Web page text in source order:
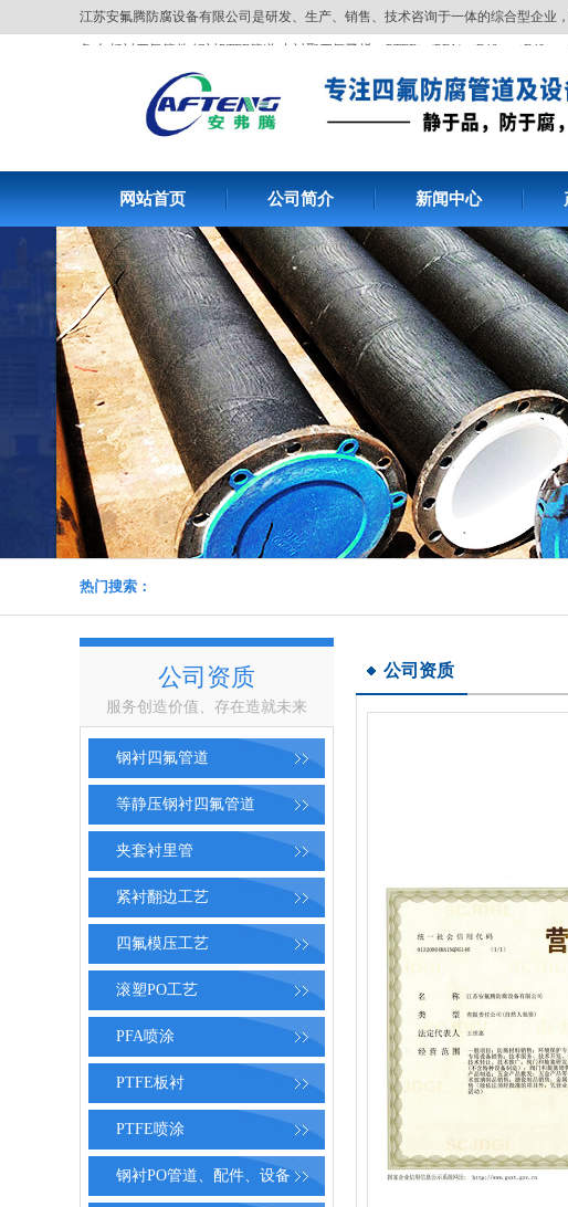
江苏安氟腾防腐设备有限公司是研发、生产、销售、技术咨询于一体的综合型企业
备,包括衬四氟管件,钢衬PTFE管道,内衬聚四氟乙烯（PTFE）(PFA)（F46）（F40）
网站首页 公司简介 新闻中心
热门搜索：
公司资质
服务创造价值、存在造就未来
钢衬四氟管道
等静压钢衬四氟管道
夹套衬里管
紧衬翻边工艺
四氟模压工艺
滚塑PO工艺
PFA喷涂
PTFE板衬
PTFE喷涂
钢衬PO管道、配件、设备
公司资质